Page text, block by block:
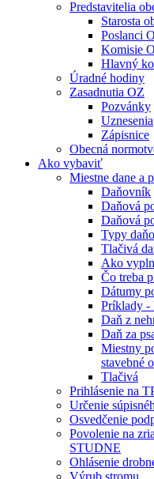
Predstavitelia
Starosta
Poslanci
Komisie
Hlavný
Úradné hodiny
Zasadnutia OZ
Pozvánky
Uznesenia
Zápisnice
Obecná
Ako vybaviť
Miestne dane a
Daňovník
Daňová
Daňová
Typy
Tlačivá
Ako
Čo treba
Dátumy
Príklady -
Daň z
Daň za
Miestny
stavebné
Tlačivá
Prihlásenie na
Určenie
Osvedčenie
Povolenie na
STUDNE
Ohlásenie
Výrub stromu